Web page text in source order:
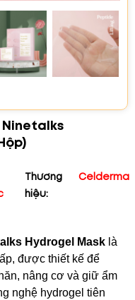
Ninetalks
Thương
hiệu:
Celderma
Hydrogel Mask là
được thiết kế để
nâng cơ và giữ ẩm
nghệ hydrogel tiên